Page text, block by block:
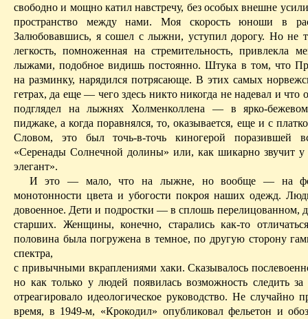
свободно и мощно катил навстречу, без особых внешне
пространство между нами. Моя скорость юноши в
Залюбовавшись, я сошел с лыжни, уступил дорогу. Но не
легкость, помноженная на стремительность, привлекла
лыжами, подобное видишь постоянно. Штука в том, что
на разминку, нарядился потрясающе. В этих самых
гетрах, да еще — чего здесь никто никогда не надевал и что
подглядел на лыжнях Холменколлена — в ярко-бежевом
пиджаке, а когда поравнялся, то, оказывается, еще и с
Словом, это был точь-в-точь киногерой поразившей
«Серенады Солнечной долины» или, как шикарно звучит у
элегант».
И это — мало, что на лыжне, но вообще — на
монотонности цвета и убогости покроя наших одежд.
довоенное. Дети и подростки — в сплошь перелицованном,
старших. Женщины, конечно, старались как-то
половина была погружена в темное, по другую сторону
спектра,
с привычными вкраплениями хаки. Сказывалось
но как только у людей появилась возможность следить за
отреагировало идеологическое руководство. Не случайно
время, в 1949-м, «Крокодил» опубликовал фельетон и